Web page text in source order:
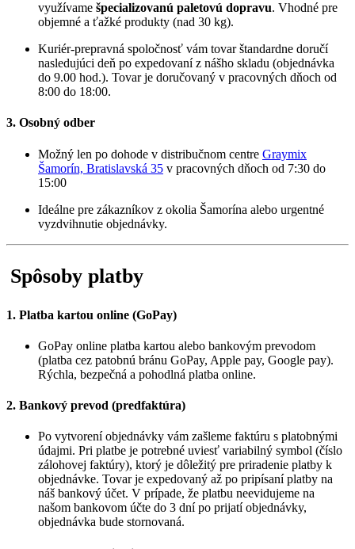
využívame špecializovanú paletovú dopravu. Vhodné pre
objemné a ťažké produkty (nad 30 kg).
Kuriér-prepravná spoločnosť vám tovar štandardne doručí
nasledujúci deň po expedovaní z nášho skladu (objednávka
do 9.00 hod.). Tovar je doručovaný v pracovných dňoch od
8:00 do 18:00.
3. Osobný odber
Možný len po dohode v distribučnom centre Graymix
Šamorín, Bratislavská 35 v pracovných dňoch od 7:30 do
15:00
Ideálne pre zákazníkov z okolia Šamorína alebo urgentné
vyzdvihnutie objednávky.
Spôsoby platby
1. Platba kartou online (GoPay)
GoPay online platba kartou alebo bankovým prevodom
(platba cez patobnú bránu GoPay, Apple pay, Google pay).
Rýchla, bezpečná a pohodlná platba online.
2. Bankový prevod (predfaktúra)
Po vytvorení objednávky vám zašleme faktúru s platobnými
údajmi. Pri platbe je potrebné uviesť variabilný symbol (číslo
zálohovej faktúry), ktorý je dôležitý pre priradenie platby k
objednávke. Tovar je expedovaný až po pripísaní platby na
náš bankový účet. V prípade, že platbu neevidujeme na
našom bankovom účte do 3 dní po prijatí objednávky,
objednávka bude stornovaná.